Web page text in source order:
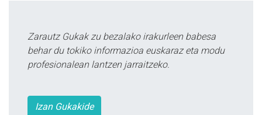
Zarautz Gukak zu bezalako irakurleen babesa
behar du tokiko informazioa euskaraz eta modu
profesionalean lantzen jarraitzeko.
Izan Gukakide